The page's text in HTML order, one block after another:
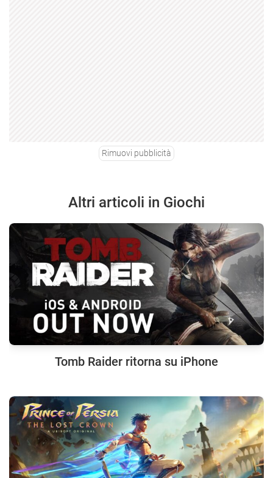
Rimuovi pubblicità
Altri articoli in Giochi
Tomb Raider ritorna su iPhone